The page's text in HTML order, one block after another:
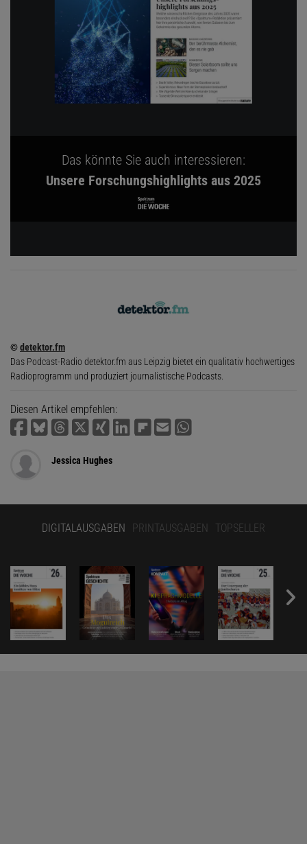
Das könnte Sie auch interessieren:
Unsere Forschungshighlights aus 2025
©detektor.fm
Das Podcast-Radio detektor.fm aus Leipzig bietet ein qualitativ hochwertiges
Radioprogramm und produziert journalistische Podcasts.
Diesen Artikel empfehlen:
Jessica Hughes
DIGITALAUSGABEN PRINTAUSGABEN TOPSELLER